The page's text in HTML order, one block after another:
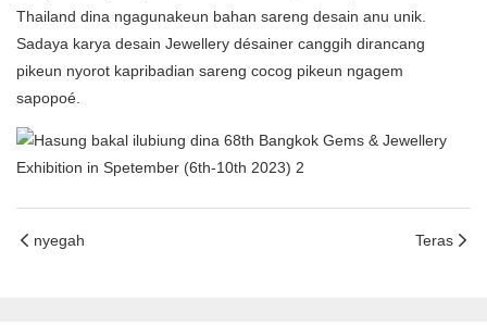
Thailand dina ngagunakeun bahan sareng desain anu unik.
Sadaya karya desain Jewellery désainer canggih dirancang
pikeun nyorot kapribadian sareng cocog pikeun ngagem
sapopoé.
nyegah Teras